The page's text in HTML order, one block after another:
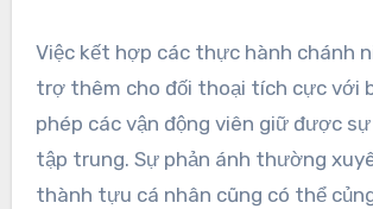
Việc kết hợp các thực hành chánh
trợ thêm cho đối thoại tích cực với
phép các vận động viên giữ được
tập trung. Sự phản ánh thường
thành tựu cá nhân cũng có thể